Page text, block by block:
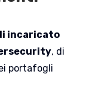
incaricato
, di
portafogli